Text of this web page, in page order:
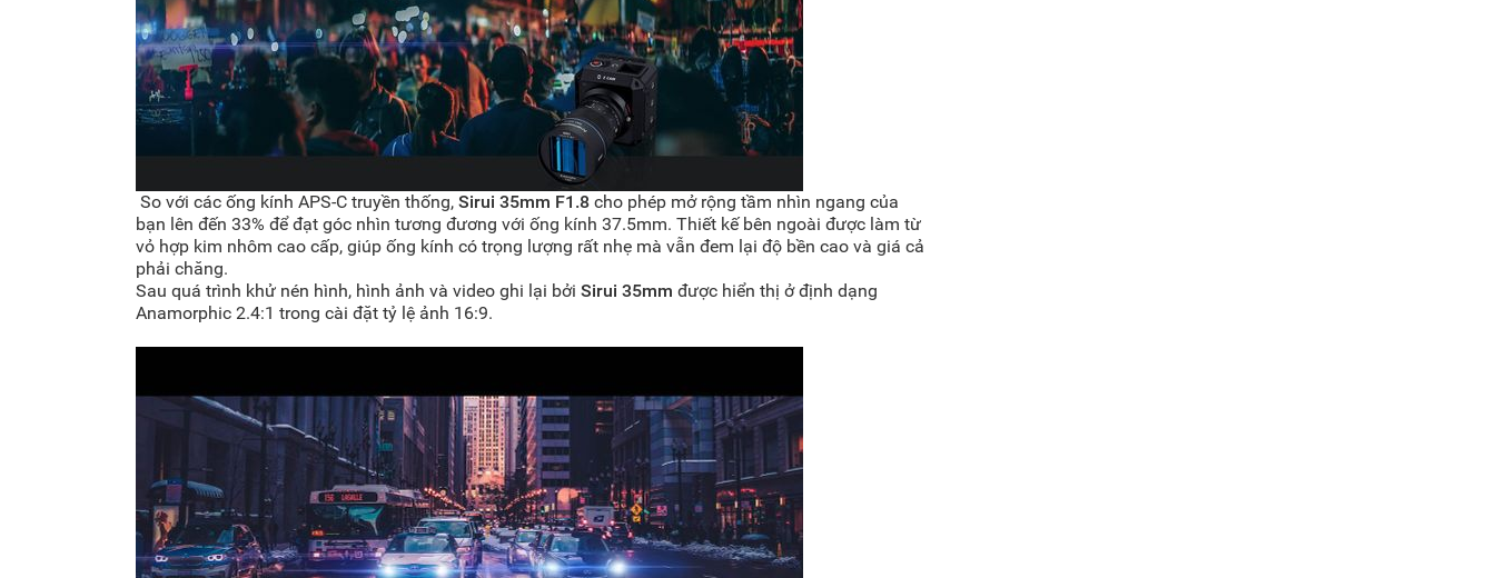
So với các ống kính APS-C truyền thống, Sirui 35mm F1.8 cho phép mở rộng tầm nhìn ngang của
bạn lên đến 33% để đạt góc nhìn tương đương với ống kính 37.5mm. Thiết kế bên ngoài được làm từ
vỏ hợp kim nhôm cao cấp, giúp ống kính có trọng lượng rất nhẹ mà vẫn đem lại độ bền cao và giá cả
phải chăng.
Sau quá trình khử nén hình, hình ảnh và video ghi lại bởi Sirui 35mm được hiển thị ở định dạng
Anamorphic 2.4:1 trong cài đặt tỷ lệ ảnh 16:9.